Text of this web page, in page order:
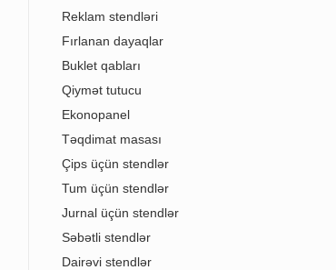
Reklam stendləri
Fırlanan dayaqlar
Buklet qabları
Qiymət tutucu
Ekonopanel
Təqdimat masası
Çips üçün stendlər
Tum üçün stendlər
Jurnal üçün stendlər
Səbətli stendlər
Dairəvi stendlər